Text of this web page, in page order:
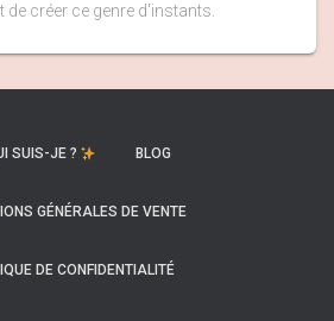
créer ce genre d'instants.
SUIS-JE ? BLOG
GÉNÉRALES DE VENTE
DE CONFIDENTIALITÉ